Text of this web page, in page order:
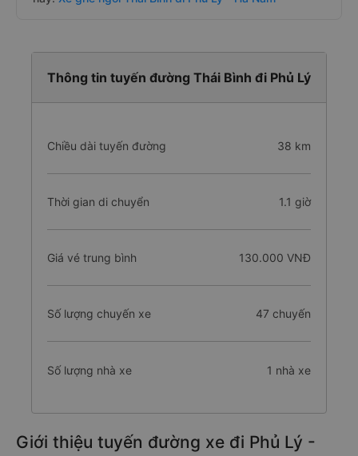
Thông tin tuyến đường Thái Bình đi Phủ Lý
Chiều dài tuyến đường 38 km
Thời gian di chuyển 1.1 giờ
Giá vé trung bình 130.000 VNĐ
Số lượng chuyến xe 47 chuyến
Số lượng nhà xe 1 nhà xe
Giới thiệu tuyến đường xe đi Phủ Lý -